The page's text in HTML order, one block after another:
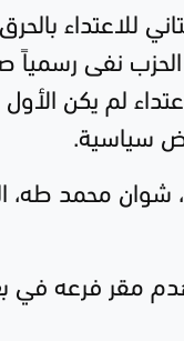
للاعتداء بالحرق
الحزب نفى رسمياً
لم يكن
سياسية.
شوان محمد طه،
مقر فرعه في